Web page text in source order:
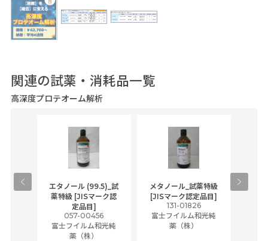
関連の試薬・消耗品一覧
高深度プロテオーム解析
エタノール (99.5)_試
薬特級 [JISマーク認
定品目]
057-00456
富士フイルム和光純
薬（株）
メタノール_試薬特級
[JISマーク認定品目]
131-01826
富士フイルム和光純
薬（株）